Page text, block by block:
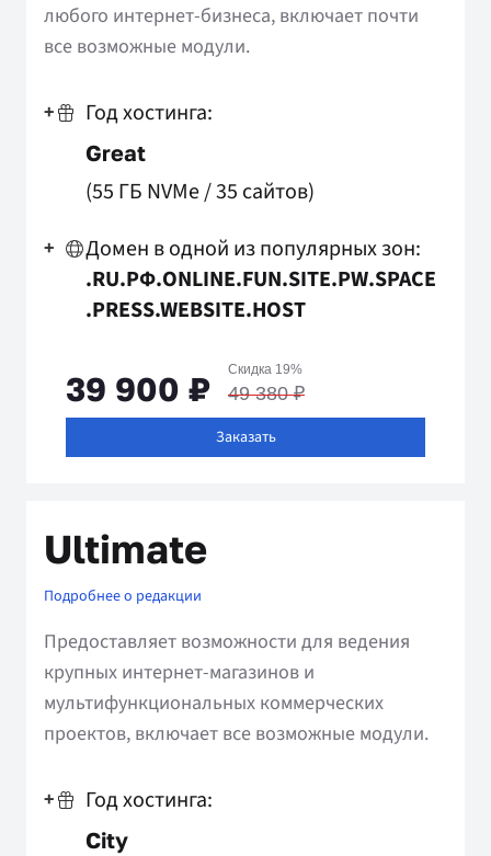
любого интернет-бизнеса, включает почти
все возможные модули.
+ Год хостинга:
Great
(55 ГБ NVMe/35 сайтов)
+
Домен в одной из популярных зон:
.RU.РФ.ONLINE.FUN.SITE.PW.SPACE
.PRESS.WEBSITE.HOST
Заказать
39 900 ₽ Скидка 19%
49 380 ₽
Ultimate
Подробнее о редакции
Предоставляет возможности для ведения
крупных интернет-магазинов и
мультифункциональных коммерческих
проектов, включает все возможные модули.
+ Год хостинга:
City